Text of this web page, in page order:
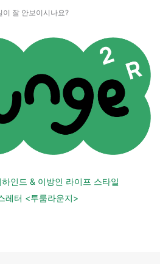
이 잘 안보이시나요?
인드 & 이방인 라이프 스타일
레터 <투룸라운지>